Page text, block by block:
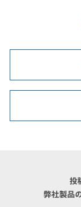
投
弊社製品